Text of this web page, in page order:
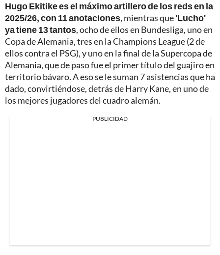
Hugo Ekitike es el máximo artillero de los reds en la
2025/26, con 11 anotaciones, mientras que'Lucho'
ya tiene 13 tantos, ocho de ellos en Bundesliga, uno en
Copa de Alemania, tres en la Champions League (2 de
ellos contra el PSG), y uno en la final de la Supercopa de
Alemania, que de paso fue el primer título del guajiro en
territorio bávaro. A eso se le suman 7 asistencias que ha
dado, convirtiéndose, detrás de Harry Kane, en uno de
los mejores jugadores del cuadro alemán.
PUBLICIDAD